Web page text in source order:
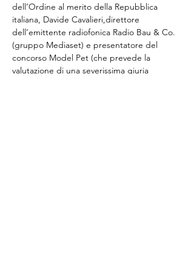
dell’Ordine al merito della Repubblica
italiana, Davide Cavalieri,direttore
dell’emittente radiofonica Radio Bau & Co.
(gruppo Mediaset) e presentatore del
concorso Model Pet (che prevede la
valutazione di una severissima giuria